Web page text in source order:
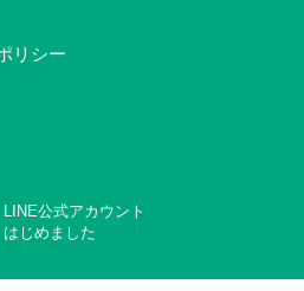
リシー
LINE公式アカウント
はじめました